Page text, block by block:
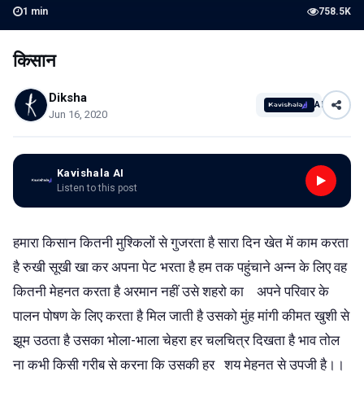
1 min 758.5K
किसान
Diksha
Jun 16, 2020
AI
Kavishala AI
Listen to this post
हमारा किसान कितनी मुश्किलों से गुजरता है सारा दिन खेत में काम करता
है रुखी सूखी खा कर अपना पेट भरता है हम तक पहुंचाने अन्न के लिए वह
कितनी मेहनत करता है अरमान नहीं उसे शहरो का अपने परिवार के
पालन पोषण के लिए करता है मिल जाती है उसको मुंह मांगी कीमत खुशी से
झूम उठता है उसका भोला-भाला चेहरा हर चलचित्र दिखता है भाव तोल
ना कभी किसी गरीब से करना कि उसकी हर शय मेहनत से उपजी है।।